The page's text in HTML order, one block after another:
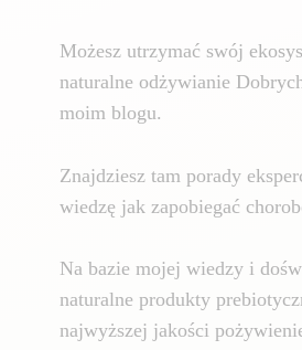
Możesz utrzymać swój
naturalne odżywianie
moim blogu.
Znajdziesz tam porady
wiedzę jak zapobiegać
Na bazie mojej wiedzy i
naturalne produkty
najwyższej jakości